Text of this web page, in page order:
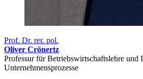
Prof. Dr. rer. pol.
Oliver Crönertz
Professur für Betriebswirtschaftslehre und
Unternehmensprozesse